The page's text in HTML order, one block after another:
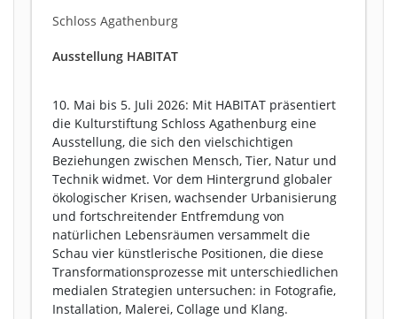
Schloss Agathenburg
Ausstellung HABITAT
10. Mai bis 5. Juli 2026: Mit HABITAT präsentiert
die Kulturstiftung Schloss Agathenburg eine
Ausstellung, die sich den vielschichtigen
Beziehungen zwischen Mensch, Tier, Natur und
Technik widmet. Vor dem Hintergrund globaler
ökologischer Krisen, wachsender Urbanisierung
und fortschreitender Entfremdung von
natürlichen Lebensräumen versammelt die
Schau vier künstlerische Positionen, die diese
Transformationsprozesse mit unterschiedlichen
medialen Strategien untersuchen: in Fotografie,
Installation, Malerei, Collage und Klang.